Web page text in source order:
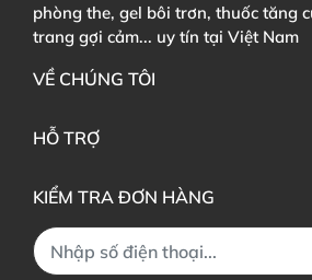
phòng the, gel bôi trơn, thuốc tăng
trang gợi cảm... uy tín tại Việt Nam
VỀ CHÚNG TÔI
HỖ TRỢ
KIỂM TRA ĐƠN HÀNG